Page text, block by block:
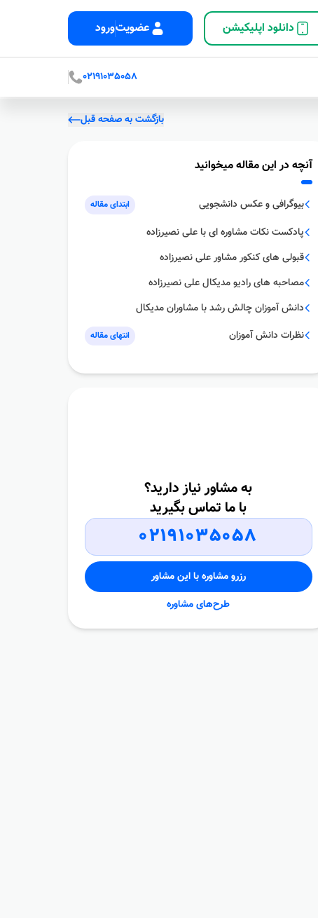
دانلود اپلیکیشن عضویتورود
02191035058
بازگشت به صفحه قبل
آنچه در این مقاله میخوانید
بیوگرافى و عکس دانشجویى ابتدای مقاله
پادکست نکات مشاوره اى با علی نصیرزاده
قبولى هاى کنکور مشاور علی نصیرزاده
مصاحبه هاى رادیو مدیکال علی نصیرزاده
دانش آموزان چالش رشد با مشاوران مدیکال
نظرات دانش آموزان
انتهای مقاله
به مشاور نیاز دارید؟
با ما تماس بگیرید
02191035058
رزرو مشاوره با این مشاور
طرح‌های مشاوره